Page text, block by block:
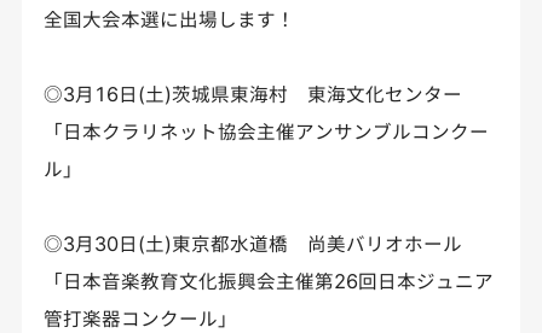
全国大会本選に出場します！
◎3月16日(土)茨城県東海村 東海文化センター
「日本クラリネット協会主催アンサンブルコンクー
ル」
◎3月30日(土)東京都水道橋 尚美バリオホール
「日本音楽教育文化振興会主催第26回日本ジュニア
管打楽器コンクール」